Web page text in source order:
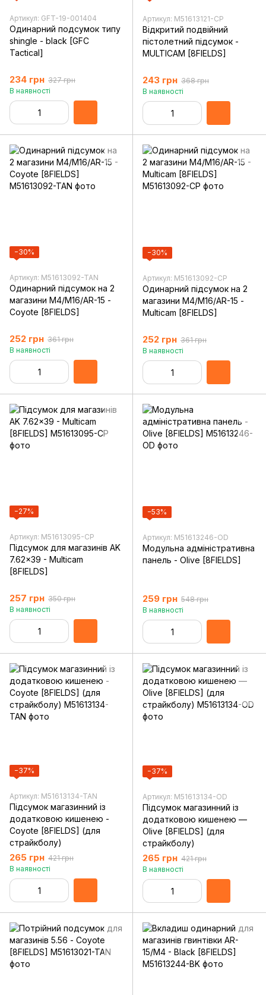
Артикул: GFT-19-001404
Одинарний подсумок типу
shingle - black [GFC
Tactical]
234 грн 327 грн
В наявності
Артикул: M51613121-CP
Відкритий подвійний
пістолетний підсумок -
MULTICAM [8FIELDS]
243 грн 368 грн
В наявності
−30%
Артикул: M51613092-TAN
Одинарний підсумок на 2
магазини M4/M16/AR-15 -
Coyote [8FIELDS]
252 грн 361 грн
В наявності
−30%
Артикул: M51613092-CP
Одинарний підсумок на 2
магазини M4/M16/AR-15 -
Multicam [8FIELDS]
252 грн 361 грн
В наявності
−27%
Артикул: M51613095-CP
Підсумок для магазинів AK
7.62x39 - Multicam
[8FIELDS]
257 грн 350 грн
В наявності
−53%
Артикул: M51613246-OD
Модульна адміністративна
панель - Olive [8FIELDS]
259 грн 548 грн
В наявності
−37%
Артикул: M51613134-TAN
Підсумок магазинний із
додатковою кишенею -
Coyote [8FIELDS] (для
страйкболу)
265 грн 421 грн
В наявності
−37%
Артикул: M51613134-OD
Підсумок магазинний із
додатковою кишенею —
Olive [8FIELDS] (для
страйкболу)
265 грн 421 грн
В наявності